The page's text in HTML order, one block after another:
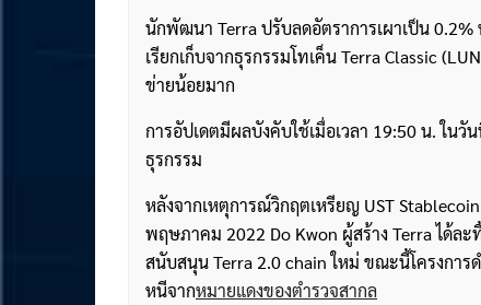
นักพัฒนา Terra ปรับลดอัตราการเผาเป็น
เรียกเก็บจากธุรกรรมโทเค็น Terra Classic
ข่ายน้อยมาก
การอัปเดตมีผลบังคับใช้เมื่อเวลา 19:50 น. ใน
ธุรกรรม
หลังจากเหตุการณ์วิกฤตเหรียญ UST
พฤษภาคม 2022 Do Kwon ผู้สร้าง Terra ได้ละ
สนับสนุน Terra 2.0 chain ใหม่ ขณะนี้โครงกา
หนีจากหมายแดงของตำรวจสากล